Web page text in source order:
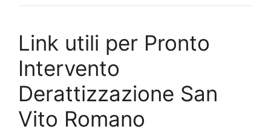
Link utili per Pronto
Intervento
Derattizzazione San
Vito Romano